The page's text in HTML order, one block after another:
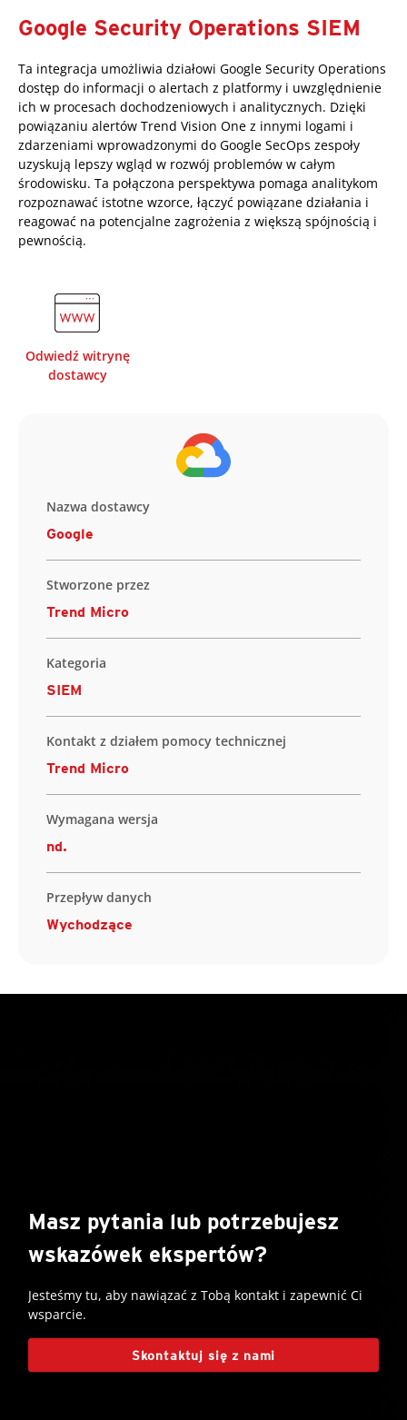
Google Security Operations SIEM
Ta integracja umożliwia działowi Google Security Operations
dostęp do informacji o alertach z platformy i uwzględnienie
ich w procesach dochodzeniowych i analitycznych. Dzięki
powiązaniu alertów Trend Vision One z innymi logami i
zdarzeniami wprowadzonymi do Google SecOps zespoły
uzyskują lepszy wgląd w rozwój problemów w całym
środowisku. Ta połączona perspektywa pomaga analitykom
rozpoznawać istotne wzorce, łączyć powiązane działania i
reagować na potencjalne zagrożenia z większą spójnością i
pewnością.
Odwiedź witrynę
dostawcy
Nazwa dostawcy
Google
Stworzone przez
Trend Micro
Kategoria
SIEM
Kontakt z działem pomocy technicznej
Trend Micro
Wymagana wersja
nd.
Przepływ danych
Wychodzące
Masz pytania lub potrzebujesz
wskazówek ekspertów?
Jesteśmy tu, aby nawiązać z Tobą kontakt i zapewnić Ci
wsparcie.
Skontaktuj się z nami